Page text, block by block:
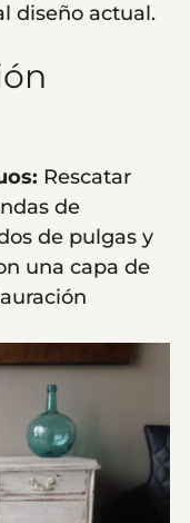
diseño actual.
Rescatar
de
de pulgas y
una capa de